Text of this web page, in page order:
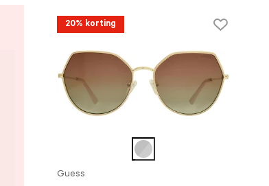
20% korting
Guess